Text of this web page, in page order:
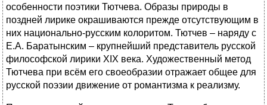
особенности поэтики Тютчева. Образы природы в
поздней лирике окрашиваются прежде отсутствующим в
них национально-русским колоритом. Тютчев – наряду с
Е.А. Баратынским – крупнейший представитель русской
философской лирики XIX века. Художественный метод
Тютчева при всём его своеобразии отражает общее для
русской поэзии движение от романтизма к реализму.